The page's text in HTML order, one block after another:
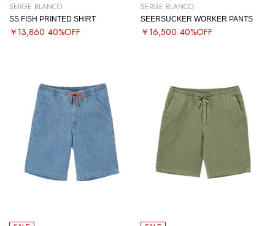
SERGE BLANCO
SS FISH PRINTED SHIRT
￥13,860 40%OFF
SERGE BLANCO
SEERSUCKER WORKER PANTS
￥16,500 40%OFF